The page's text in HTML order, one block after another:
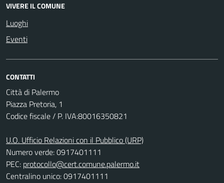
VIVERE IL COMUNE
Luoghi
Eventi
CONTATTI
Città di Palermo
Piazza Pretoria, 1
Codice fiscale / P. IVA:80016350821
U.O. Ufficio Relazioni con il Pubblico (URP)
Numero verde: 0917401111
PEC: protocollo@cert.comune.palermo.it
Centralino unico: 0917401111